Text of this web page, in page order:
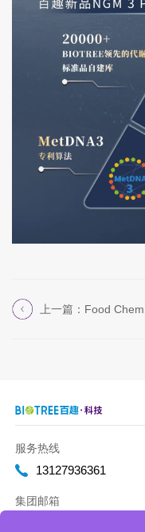
服务热线
13127936361
集团邮箱